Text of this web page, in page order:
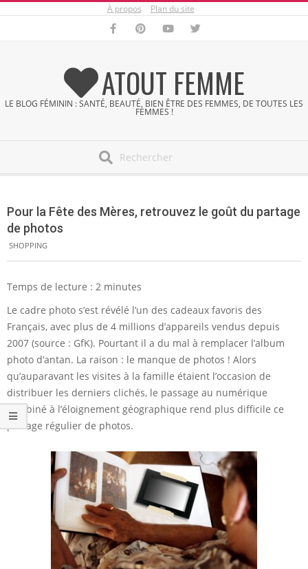
À propos Plan du site
ATOUT FEMME
LE BLOG FÉMININ : SANTÉ, BEAUTÉ, BIEN ÊTRE DES FEMMES, DE TOUTES LES
FEMMES !
Menu
Pour la Fête des Mères, retrouvez le goût du partage
de photos
SHOPPING
Temps de lecture : 2 minutes
Le cadre photo s’est révélé l’un des cadeaux favoris des
Français, avec plus de 4 millions d’appareils vendus depuis
2007 (source : GfK). Pourtant il a du mal à remplacer l’album
photo d’antan. La raison : le manque de photos ! Alors
qu’auparavant les visites à la famille étaient l’occasion de
distribuer les derniers clichés, le passage au numérique
combiné à l’éloignement géographique rend plus difficile ce
partage régulier de photos.